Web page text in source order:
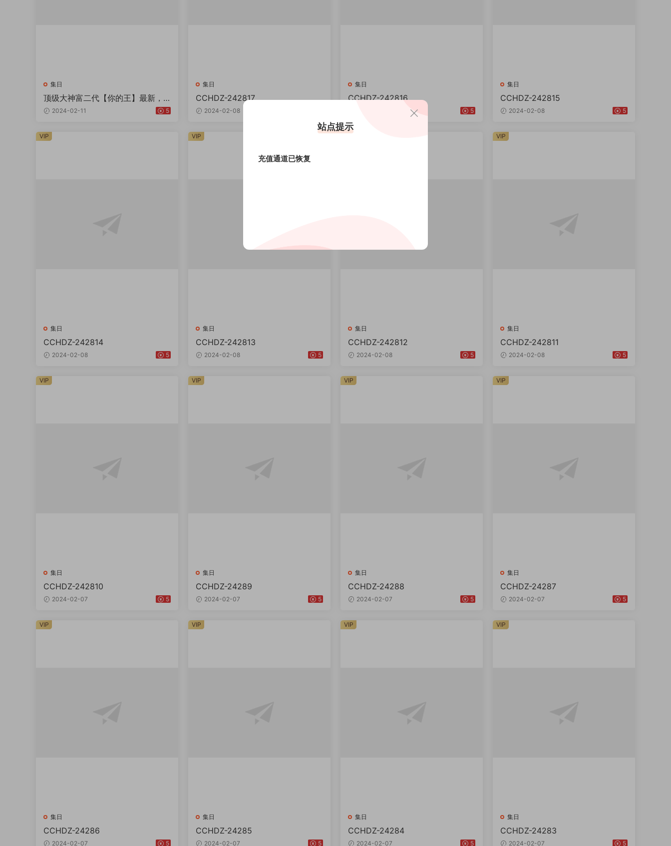
集日
顶级大神富二代【你的王】最新，
超高颜值杭州抖音骚母狗
2024-02-11 5
集日
CCHDZ-242817
2024-02-08
集日
CCHDZ-242816
5
集日
CCHDZ-242815
2024-02-08 5
集日
CCHDZ-242814
2024-02-08 5
VIP
集日
CCHDZ-242813
2024-02-08 5
VIP
集日
CCHDZ-242812
2024-02-08 5
集日
CCHDZ-242811
2024-02-08 5
VIP
集日
CCHDZ-242810
2024-02-07 5
VIP
集日
CCHDZ-24289
2024-02-07 5
VIP
集日
CCHDZ-24288
2024-02-07 5
VIP
集日
CCHDZ-24287
2024-02-07 5
VIP
集日
CCHDZ-24286
2024-02-07 5
VIP
集日
CCHDZ-24285
2024-02-07 5
VIP
集日
CCHDZ-24284
2024-02-07 5
VIP
集日
CCHDZ-24283
2024-02-07 5
VIP
站点提示
充值通道已恢复